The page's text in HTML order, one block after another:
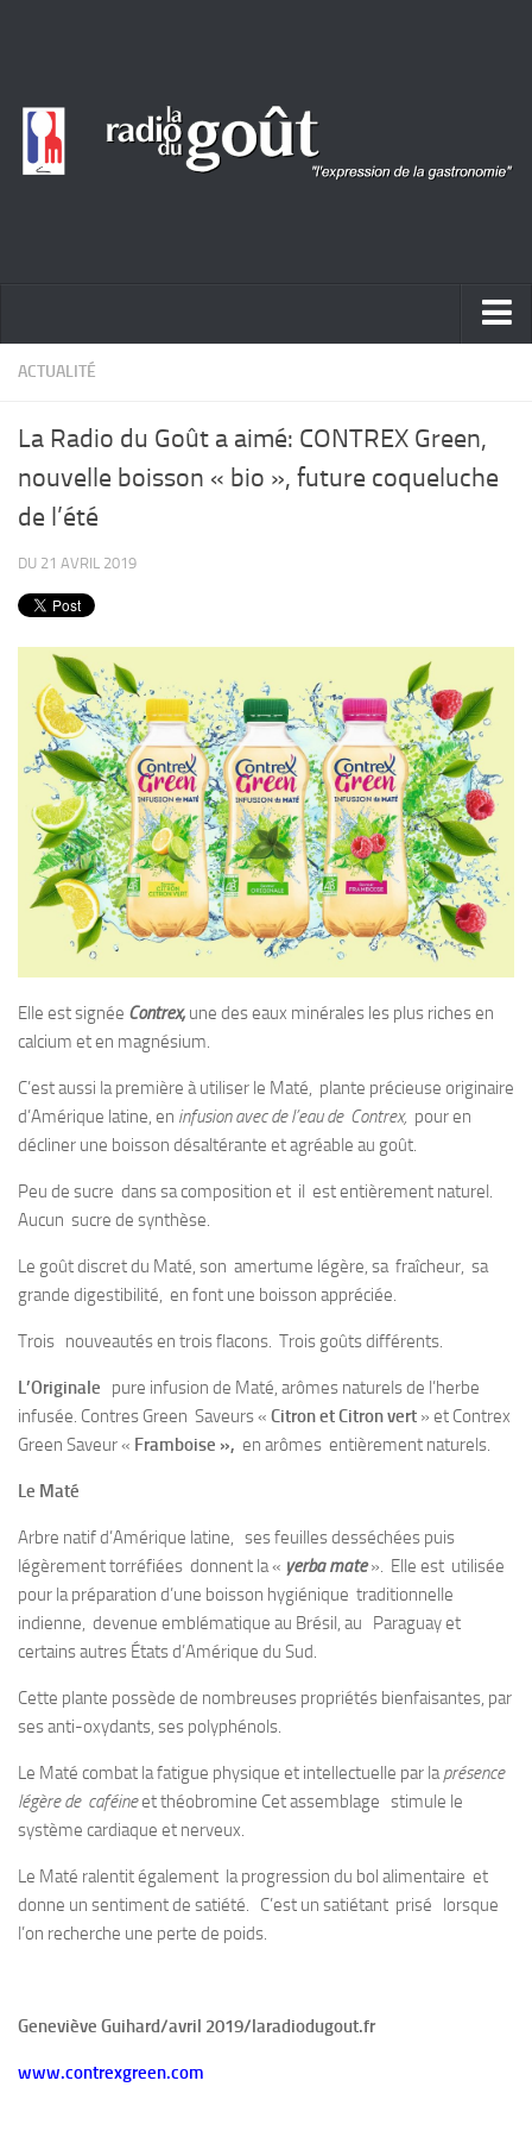
ACTUALITÉ
Plats
Desserts
Sauces
ACTUALITÉ
La Radio du Goût a aimé: CONTREX Green,
nouvelle boisson « bio », future coqueluche
de l’été
DU 21 AVRIL 2019
Elle est signée Contrex, une des eaux minérales les plus riches en
calcium et en magnésium.
C’est aussi la première à utiliser le Maté, plante précieuse originaire
d’Amérique latine, en infusion avec de l’eau de Contrex, pour en
décliner une boisson désaltérante et agréable au goût.
Peu de sucre dans sa composition et il est entièrement naturel.
Aucun sucre de synthèse.
Le goût discret du Maté, son amertume légère, sa fraîcheur, sa
grande digestibilité, en font une boisson appréciée.
Trois nouveautés en trois flacons. Trois goûts différents.
L’Originale pure infusion de Maté, arômes naturels de l’herbe
infusée. Contres Green Saveurs « Citron et Citronvert » et Contrex
Green Saveur « Framboise », en arômes entièrement naturels.
Le Maté
Arbre natif d’Amérique latine, ses feuilles desséchées puis
légèrement torréfiées donnent la « yerba mate». Elle est utilisée
pour la préparation d’une boisson hygiénique traditionnelle
indienne, devenue emblématique au Brésil, au Paraguay et
certains autres États d’Amérique du Sud.
Cette plante possède de nombreuses propriétés bienfaisantes, par
ses anti-oxydants, ses polyphénols.
Le Maté combat la fatigue physique et intellectuelle par laprésence
légère de caféineet théobromine Cet assemblage stimule le
système cardiaque et nerveux.
Le Maté ralentit également la progression du bol alimentaire et
donne un sentiment de satiété. C’est un satiétant prisé lorsque
l’on recherche une perte de poids.
Geneviève Guihard/avril 2019/laradiodugout.fr
www.contrexgreen.com